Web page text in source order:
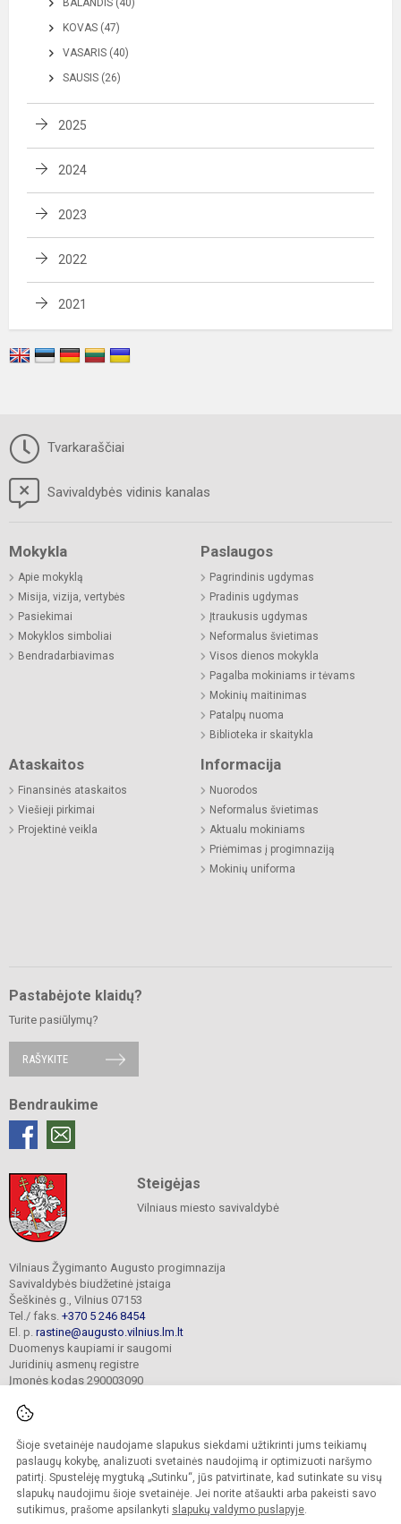
Šioje svetainėje naudojame slapukus siekdami užtikrinti jums teikiamų
paslaugų kokybę, analizuoti svetainės naudojimą ir optimizuoti naršymo
patirtį. Spustelėję mygtuką „Sutinku“, jūs patvirtinate, kad sutinkate su visų
slapukų naudojimu šioje svetainėje. Jei norite atšaukti arba pakeisti savo
sutikimus, prašome apsilankyti slapukų valdymo puslapyje.
BALANDIS (40)
KOVAS (47)
VASARIS (40)
SAUSIS (26)
2025
2024
2023
2022
2021
Tvarkaraščiai
Savivaldybės vidinis kanalas
Mokykla
Apie mokyklą
Misija, vizija, vertybės
Pasiekimai
Mokyklos simboliai
Bendradarbiavimas
Paslaugos
Pagrindinis ugdymas
Pradinis ugdymas
Įtraukusis ugdymas
Neformalus švietimas
Visos dienos mokykla
Pagalba mokiniams ir tėvams
Mokinių maitinimas
Patalpų nuoma
Biblioteka ir skaitykla
Ataskaitos
Finansinės ataskaitos
Viešieji pirkimai
Projektinė veikla
Informacija
Nuorodos
Neformalus švietimas
Aktualu mokiniams
Priėmimas į progimnaziją
Mokinių uniforma
Pastabėjote klaidų?
Turite pasiūlymų?
RAŠYKITE
Bendraukime
Steigėjas
Vilniaus miesto savivaldybė
Vilniaus Žygimanto Augusto progimnazija
Savivaldybės biudžetinė įstaiga
Šeškinės g., Vilnius 07153
Tel./ faks. +370 5 246 8454
El. p. rastine@augusto.vilnius.lm.lt
Duomenys kaupiami ir saugomi
Juridinių asmenų registre
Įmonės kodas 290003090
© 2021. Vilniaus Žygimanto Augusto progimnazija. Visos teisės saugomos.
Kopijuoti turinį be raštiško mokyklos sutikimo griežtai draudžiama.
Versija neįgaliesiems Slapukų valdymas